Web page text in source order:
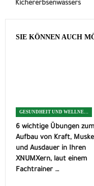
Kichererbsenwassers
SIE KÖNNEN AUCH
6 wichtige Übungen zum
Aufbau von Kraft,
und Ausdauer in Ihren
XNUMXern, laut einem
Fachtrainer …